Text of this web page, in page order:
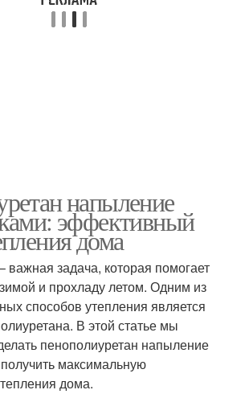
напыление
эффективный
дома
важная задача, которая помогает
и прохладу летом. Одним из
способов утепления является
В этой статье мы
пенополиуретан напыление
максимальную
дома.